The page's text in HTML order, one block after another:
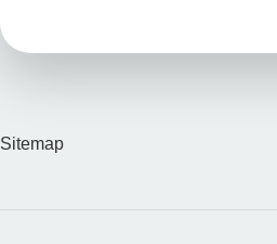
Sitemap